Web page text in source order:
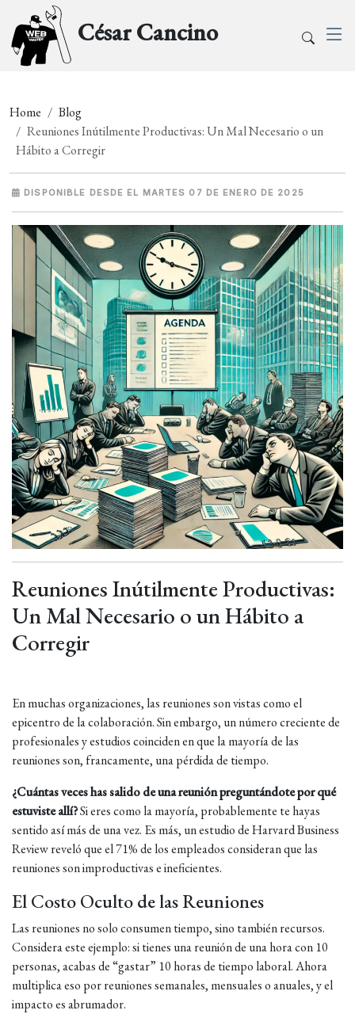
César Cancino
Home
Blog
Reuniones Inútilmente Productivas: Un Mal Necesario o un
Hábito a Corregir
DISPONIBLE DESDE EL MARTES 07 DE ENERO DE 2025
Reuniones Inútilmente Productivas:
Un Mal Necesario o un Hábito a
Corregir
En muchas organizaciones, las reuniones son vistas como el
epicentro de la colaboración. Sin embargo, un número creciente de
profesionales y estudios coinciden en que la mayoría de las
reuniones son, francamente, una pérdida de tiempo.
¿Cuántas veces has salido de una reunión preguntándote por qué
estuviste allí?Si eres como la mayoría, probablemente te hayas
sentido así más de una vez. Es más, un estudio de Harvard Business
Review reveló que el 71% de los empleados consideran que las
reuniones son improductivas e ineficientes.
El Costo Oculto de las Reuniones
Las reuniones no solo consumen tiempo, sino también recursos.
Considera este ejemplo: si tienes una reunión de una hora con 10
personas, acabas de “gastar” 10 horas de tiempo laboral. Ahora
multiplica eso por reuniones semanales, mensuales o anuales, y el
impacto es abrumador.